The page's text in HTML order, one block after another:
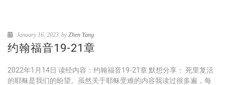
January 16, 2023 byZhen Yang
约翰福音19-21章
2022年1月14日 读经内容：约翰福音19-21章 默想分享： 死里复活
的耶稣是我们的盼望。虽然关于耶稣受难的内容我读过很多遍，每